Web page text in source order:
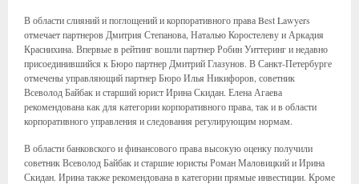
В области слияний и поглощений и корпоративного права Best Lawyers
отмечает партнеров Дмитрия Степанова, Наталью Коростелеву и Аркадия
Краснихина. Впервые в рейтинг вошли партнер Робин Уиттеринг и недавно
присоединившийся к Бюро партнер Дмитрий Глазунов. В Санкт-Петербурге
отмечены управляющий партнер Бюро Илья Никифоров, советник
Всеволод Байбак и старший юрист Ирина Скидан. Елена Агаева
рекомендована как для категории корпоративного права, так и в области
корпоративного управления и следования регулирующим нормам.
В области банковского и финансового права высокую оценку получили
советник Всеволод Байбак и старшие юристы Роман Маловицкий и Ирина
Скидан. Ирина также рекомендована в категории прямые инвестиции. Кроме